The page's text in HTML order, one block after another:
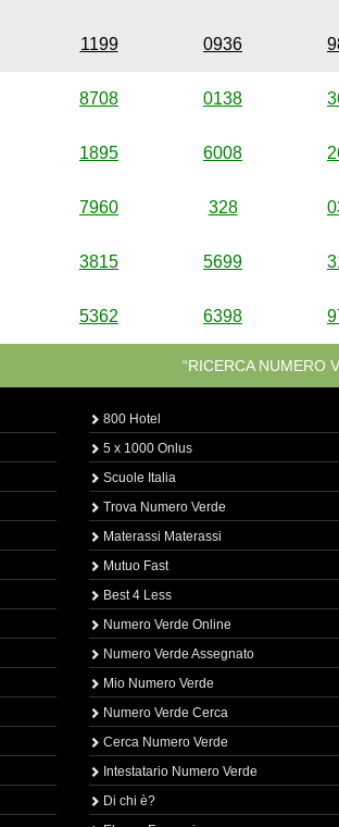
1199 0936
8708 0138
1895 6008
7960 328
3815 5699
5362 6398
“RICERCA NUMERO
800 Hotel
5 x 1000 Onlus
Scuole Italia
Trova Numero Verde
Materassi Materassi
Mutuo Fast
Best 4 Less
Numero Verde Online
Numero Verde Assegnato
Mio Numero Verde
Numero Verde Cerca
Cerca Numero Verde
Intestatario Numero Verde
Di chi è?